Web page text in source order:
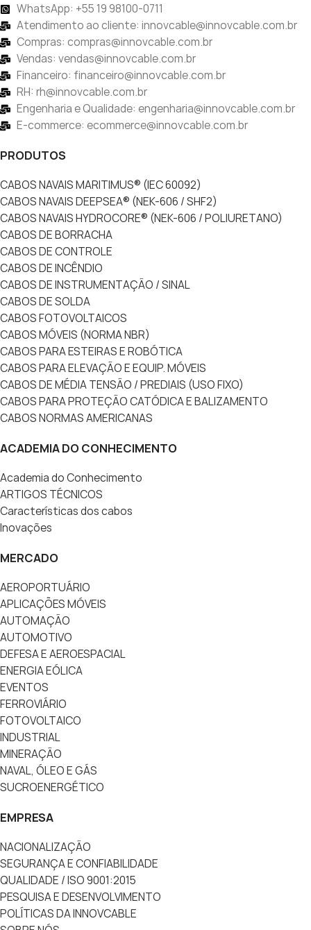
WhatsApp: +55 19 98100-0711
Atendimento ao cliente: innovcable@innovcable.com.br
Compras: compras@innovcable.com.br
Vendas: vendas@innovcable.com.br
Financeiro: financeiro@innovcable.com.br
RH: rh@innovcable.com.br
Engenharia e Qualidade: engenharia@innovcable.com.br
E-commerce: ecommerce@innovcable.com.br
PRODUTOS
CABOS NAVAIS MARITIMUS® (IEC 60092)
CABOS NAVAIS DEEPSEA® (NEK-606 / SHF2)
CABOS NAVAIS HYDROCORE® (NEK-606 / POLIURETANO)
CABOS DE BORRACHA
CABOS DE CONTROLE
CABOS DE INCÊNDIO
CABOS DE INSTRUMENTAÇÃO / SINAL
CABOS DE SOLDA
CABOS FOTOVOLTAICOS
CABOS MÓVEIS (NORMA NBR)
CABOS PARA ESTEIRAS E ROBÓTICA
CABOS PARA ELEVAÇÃO E EQUIP. MÓVEIS
CABOS DE MÉDIA TENSÃO / PREDIAIS (USO FIXO)
CABOS PARA PROTEÇÃO CATÓDICA E BALIZAMENTO
CABOS NORMAS AMERICANAS
ACADEMIA DO CONHECIMENTO
Academia do Conhecimento
ARTIGOS TÉCNICOS
Características dos cabos
Inovações
MERCADO
AEROPORTUÁRIO
APLICAÇÕES MÓVEIS
AUTOMAÇÃO
AUTOMOTIVO
DEFESA E AEROESPACIAL
ENERGIA EÓLICA
EVENTOS
FERROVIÁRIO
FOTOVOLTAICO
INDUSTRIAL
MINERAÇÃO
NAVAL, ÓLEO E GÁS
SUCROENERGÉTICO
EMPRESA
NACIONALIZAÇÃO
SEGURANÇA E CONFIABILIDADE
QUALIDADE / ISO 9001:2015
PESQUISA E DESENVOLVIMENTO
POLÍTICAS DA INNOVCABLE